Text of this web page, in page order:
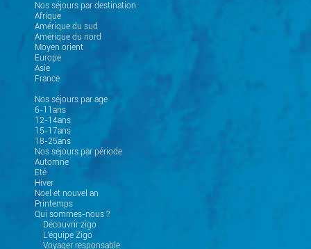
Nos séjours par destination
Afrique
Amérique du sud
Amérique du nord
Moyen orient
Europe
Asie
France
Nos séjours par age
6-11ans
12-14ans
15-17ans
18-25ans
Nos séjours par période
Automne
Eté
Hiver
Noel et nouvel an
Printemps
Qui sommes-nous ?
Découvrir zigo
L'équipe Zigo
Voyager responsable